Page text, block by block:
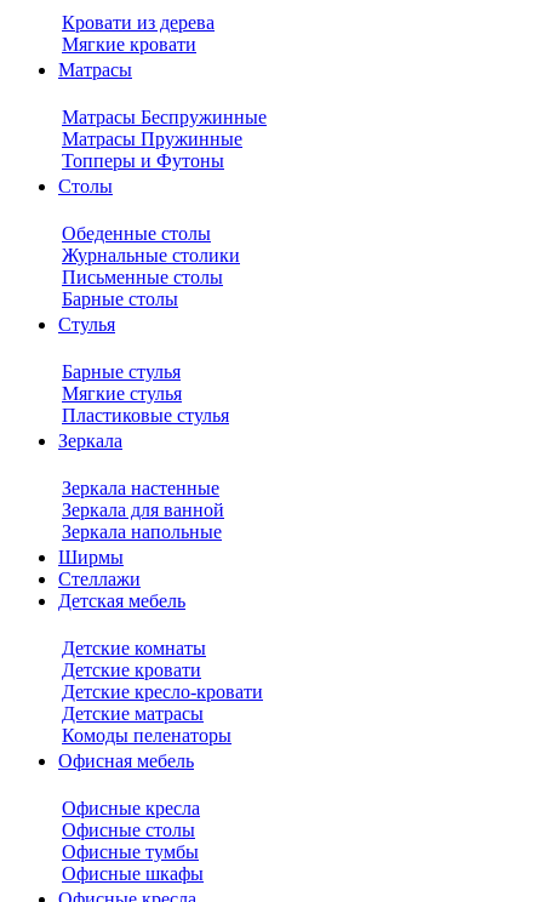
Кровати из дерева
Мягкие кровати
Матрасы
Матрасы Беспружинные
Матрасы Пружинные
Топперы и Футоны
Столы
Обеденные столы
Журнальные столики
Письменные столы
Барные столы
Стулья
Барные стулья
Мягкие стулья
Пластиковые стулья
Зеркала
Зеркала настенные
Зеркала для ванной
Зеркала напольные
Ширмы
Стеллажи
Детская мебель
Детские комнаты
Детские кровати
Детские кресло-кровати
Детские матрасы
Комоды пеленаторы
Офисная мебель
Офисные кресла
Офисные столы
Офисные тумбы
Офисные шкафы